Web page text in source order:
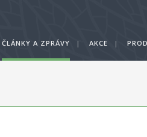
ČLÁNKY A ZPRÁVY | AKCE |